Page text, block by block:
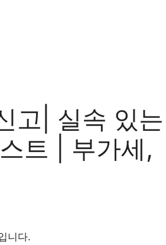
고| 실속 있는
트 | 부가세,
니다.